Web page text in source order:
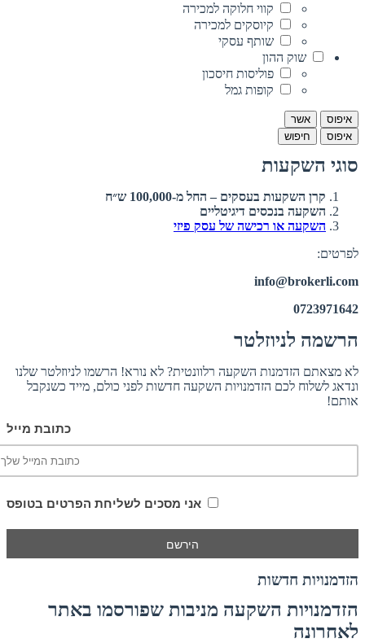
קווי חלוקה למכירה
קיוסקים למכירה
שותף עסקי
שוק ההון
פוליסות חיסכון
קופות גמל
איפוס
אשר
איפוס
חיפוש
סוגי השקעות
קרן השקעות בעסקים – החל מ-100,000 ש״ח
השקעה בנכסים דיגיטליים
השקעה או רכישה של עסק פיזי
לפרטים:
info@brokerli.com
0723971642
הרשמה לניוזלטר
לא מצאתם הזדמנות השקעה רלוונטית? לא נורא! הרשמו לניוזלטר שלנו
ונדאג לשלוח לכם הזדמנויות השקעה חדשות לפני כולם, מייד כשנקבל
אותם!
כתובת מייל
אני מסכים לשליחת הפרטים בטופס
הזדמנויות חדשות
הזדמנויות השקעה מניבות שפורסמו באתר
לאחרונה